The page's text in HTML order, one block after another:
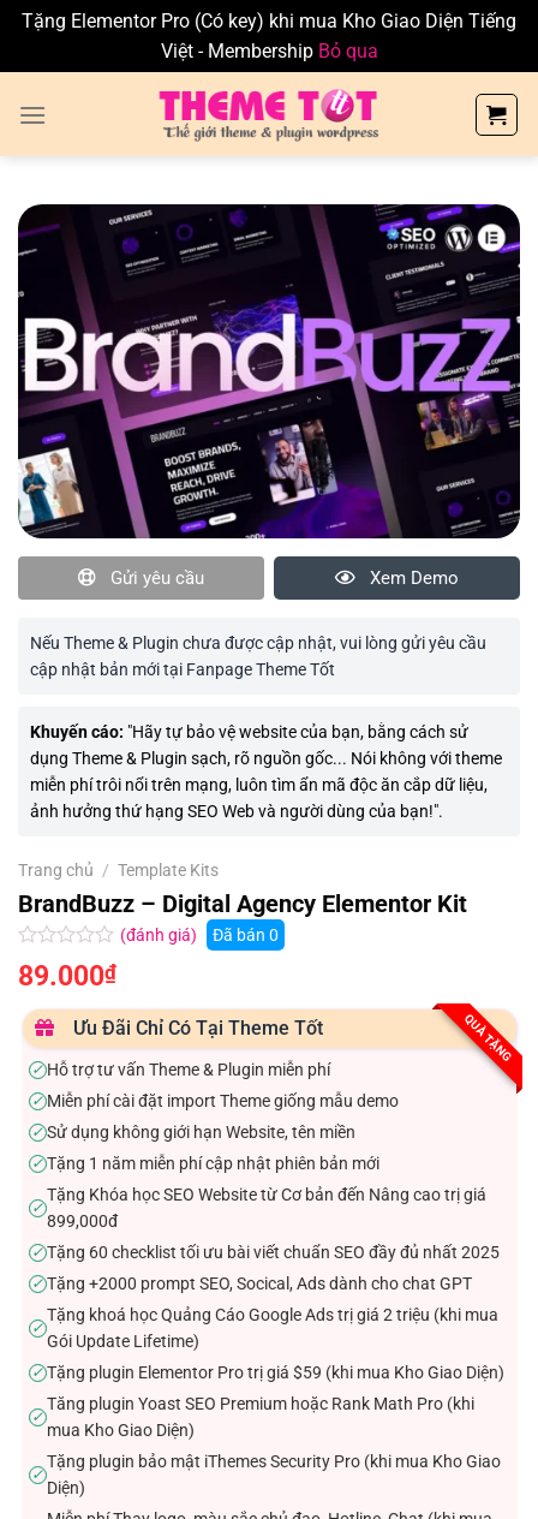
Tặng Elementor Pro (Có key) khi mua Kho Giao Diện Tiếng
Việt - Membership Bỏ qua
Gửi yêu cầu Xem Demo
Nếu Theme & Plugin chưa được cập nhật, vui lòng gửi yêu cầu
cập nhật bản mới tại Fanpage Theme Tốt
Khuyến cáo: "Hãy tự bảo vệ website của bạn, bằng cách sử
dụng Theme & Plugin sạch, rõ nguồn gốc... Nói không với theme
miễn phí trôi nổi trên mạng, luôn tìm ẩn mã độc ăn cắp dữ liệu,
ảnh hưởng thứ hạng SEO Web và người dùng của bạn!".
Trang chủ / Template Kits
BrandBuzz – Digital Agency Elementor Kit
Được
xếp
0.0
5
sao
(đánh giá) Đã bán 0
89.000₫
QUÀ TẶNG
Ưu Đãi Chỉ Có Tại Theme Tốt
✓Hỗ trợ tư vấn Theme & Plugin miễn phí
✓Miễn phí cài đặt import Theme giống mẫu demo
✓Sử dụng không giới hạn Website, tên miền
✓Tặng 1 năm miễn phí cập nhật phiên bản mới
✓
Tặng Khóa học SEO Website từ Cơ bản đến Nâng cao trị giá
899,000đ
✓Tặng 60 checklist tối ưu bài viết chuẩn SEO đầy đủ nhất 2025
✓Tặng +2000 prompt SEO, Socical, Ads dành cho chat GPT
✓
Tặng khoá học Quảng Cáo Google Ads trị giá 2 triệu (khi mua
Gói Update Lifetime)
✓Tặng plugin Elementor Pro trị giá $59 (khi mua Kho Giao Diện)
✓
Tăng plugin Yoast SEO Premium hoặc Rank Math Pro (khi
mua Kho Giao Diện)
✓
Tặng plugin bảo mật iThemes Security Pro (khi mua Kho Giao
Diện)